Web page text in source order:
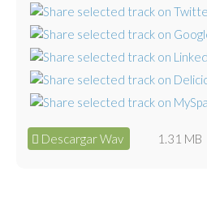
Descargar Wav 1.31 MB